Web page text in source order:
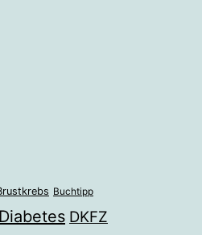
Buchtipp
Diabetes DKFZ